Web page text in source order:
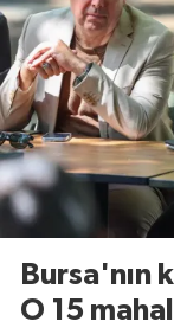
Bursa'nın
O 15